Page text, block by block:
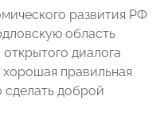
развития РФ
область
диалога
хорошая правильная
доброй